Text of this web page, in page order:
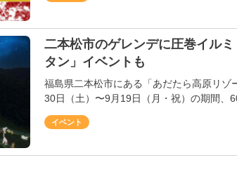
二本松市のゲレンデに圧巻イル
タン」イベントも
福島県二本松市にある「あだたら高原リゾ
30日（土）〜9月19日（月・祝）の期間、
イベント